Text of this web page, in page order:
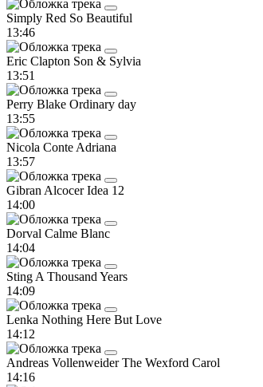
Simply Red So Beautiful
13:46
Eric Clapton Son & Sylvia
13:51
Perry Blake Ordinary day
13:55
Nicola Conte Adriana
13:57
Gibran AlcocerIdea 12
14:00
Dorval Calme Blanc
14:04
Sting A Thousand Years
14:09
Lenka Nothing Here But Love
14:12
Andreas VollenweiderThe Wexford Carol
14:16